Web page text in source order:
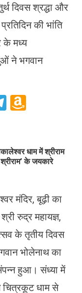
दिवस श्रद्धा और
की भांति
के मध्य
ने भगवान
Telegram
धाम में श्रीराम
के जयकारे
मंदिर, बूढ़ी का
रुद्र महायज्ञ,
के तृतीय दिवस
भोलेनाथ का
हुआ। संध्या में
चित्रकूट धाम से